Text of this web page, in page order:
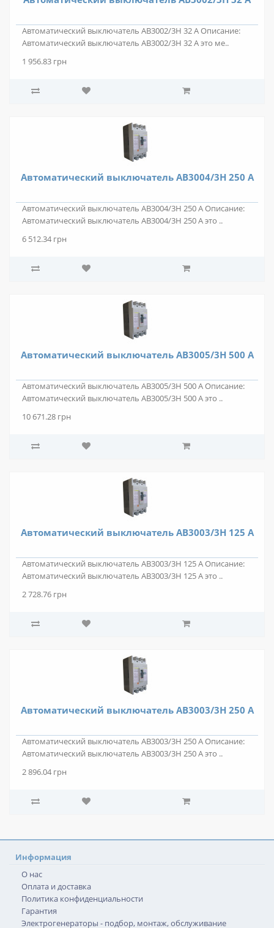
Автоматический выключатель АВ3002/3Н 32 А Описание:
Автоматический выключатель АВ3002/3Н 32 А это ме..
1 956.83 грн
Автоматический выключатель АВ3004/3Н 250 А
Автоматический выключатель АВ3004/3Н 250 А Описание:
Автоматический выключатель АВ3004/3Н 250 А это ..
6 512.34 грн
Автоматический выключатель АВ3005/3Н 500 А
Автоматический выключатель АВ3005/3Н 500 А Описание:
Автоматический выключатель АВ3005/3Н 500 А это ..
10 671.28 грн
Автоматический выключатель АВ3003/3Н 125 А
Автоматический выключатель АВ3003/3Н 125 А Описание:
Автоматический выключатель АВ3003/3Н 125 А это ..
2 728.76 грн
Автоматический выключатель АВ3003/3Н 250 А
Автоматический выключатель АВ3003/3Н 250 А Описание:
Автоматический выключатель АВ3003/3Н 250 А это ..
2 896.04 грн
Информация
О нас
Оплата и доставка
Политика конфиденциальности
Гарантия
Электрогенераторы - подбор, монтаж, обслуживание